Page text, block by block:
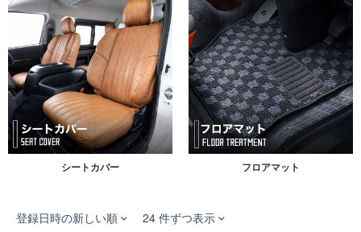
シートカバー フロアマット
登録日時の新しい順 24 件ずつ表示